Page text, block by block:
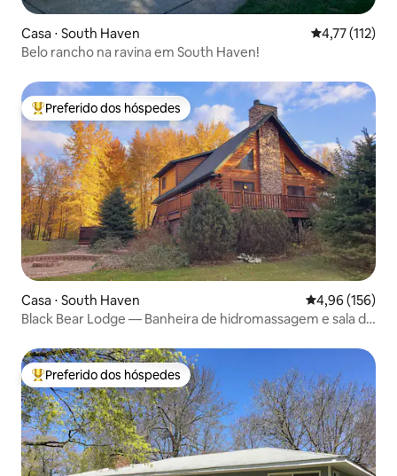
Casa ⋅ South Haven 4,77 de uma
4,77 (112)
Belo rancho na ravina em South Haven!
Entre os melhores preferidos dos hóspedes
Preferido dos hóspedes
Casa ⋅ South Haven 4,96 de uma
4,96 (156)
Black Bear Lodge — Banheira de hidromassagem e sala de
Entre os melhores preferidos dos hóspedes
Preferido dos hóspedes